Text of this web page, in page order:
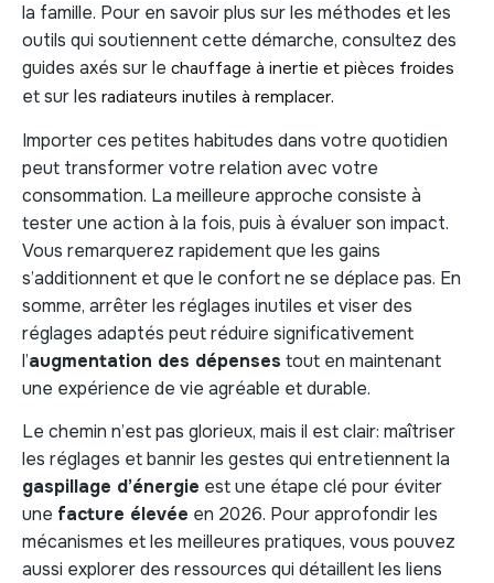
la famille. Pour en savoir plus sur les méthodes et les
outils qui soutiennent cette démarche, consultez des
guides axés sur le chauffage à inertie et pièces froides
et sur les radiateurs inutiles à remplacer.
Importer ces petites habitudes dans votre quotidien
peut transformer votre relation avec votre
consommation. La meilleure approche consiste à
tester une action à la fois, puis à évaluer son impact.
Vous remarquerez rapidement que les gains
s’additionnent et que le confort ne se déplace pas. En
somme, arrêter les réglages inutiles et viser des
réglages adaptés peut réduire significativement
l’augmentation des dépenses tout en maintenant
une expérience de vie agréable et durable.
Le chemin n’est pas glorieux, mais il est clair: maîtriser
les réglages et bannir les gestes qui entretiennent la
gaspillage d’énergie est une étape clé pour éviter
une facture élevée en 2026. Pour approfondir les
mécanismes et les meilleures pratiques, vous pouvez
aussi explorer des ressources qui détaillent les liens